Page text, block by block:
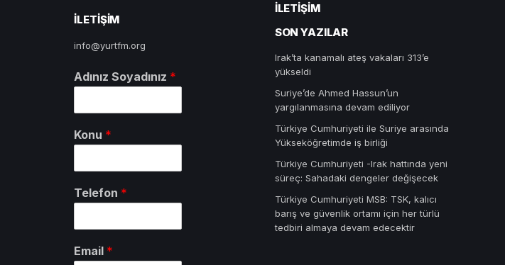
ILETIŞIM
info@yurtfm.org
Adınız Soyadınız *
Konu *
Telefon *
Email *
İLETIŞIM
SON YAZILAR
Irak’ta kanamalı ateş vakaları 313’e
yükseldi
Suriye’de Ahmed Hassun’un
yargılanmasına devam ediliyor
Türkiye Cumhuriyeti ile Suriye arasında
Yükseköğretimde iş birliği
Türkiye Cumhuriyeti -Irak hattında yeni
süreç: Sahadaki dengeler değişecek
Türkiye Cumhuriyeti MSB: TSK, kalıcı
barış ve güvenlik ortamı için her türlü
tedbiri almaya devam edecektir